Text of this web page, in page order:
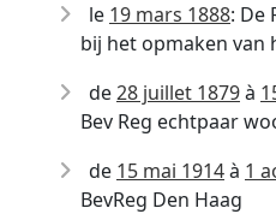
le 19 mars 1888: De
bij het opmaken van
de28 juillet 1879à
Bev Reg echtpaar
de 15 mai 1914à 1
BevReg Den Haag